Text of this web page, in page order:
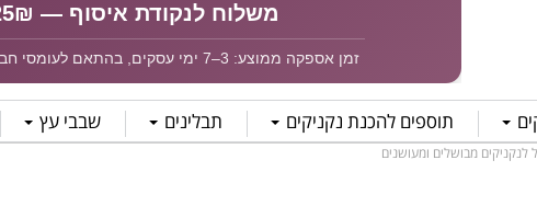
משלוח לנקודת איסוף — 25₪
זמן אספקה ממוצע: 3–7 ימי עסקים, בהתאם לעומסי חברת השליחויות
תוספים להכנת נקניקים תבלינים שבבי עץ
לנקניקים מבושלים ומעושנים